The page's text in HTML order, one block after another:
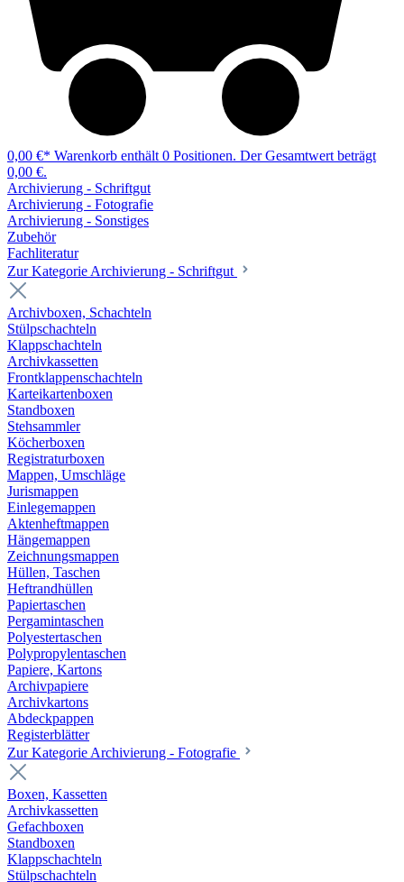
0,00 €* Warenkorb enthält 0 Positionen. Der Gesamtwert beträgt
0,00 €.
Archivierung - Schriftgut
Archivierung - Fotografie
Archivierung - Sonstiges
Zubehör
Fachliteratur
Zur Kategorie Archivierung - Schriftgut
Archivboxen, Schachteln
Stülpschachteln
Klappschachteln
Archivkassetten
Frontklappenschachteln
Karteikartenboxen
Standboxen
Stehsammler
Köcherboxen
Registraturboxen
Mappen, Umschläge
Jurismappen
Einlegemappen
Aktenheftmappen
Hängemappen
Zeichnungsmappen
Hüllen, Taschen
Heftrandhüllen
Papiertaschen
Pergamintaschen
Polyestertaschen
Polypropylentaschen
Papiere, Kartons
Archivpapiere
Archivkartons
Abdeckpappen
Registerblätter
Zur Kategorie Archivierung - Fotografie
Boxen, Kassetten
Archivkassetten
Gefachboxen
Standboxen
Klappschachteln
Stülpschachteln